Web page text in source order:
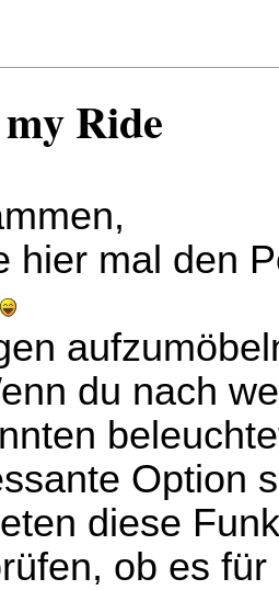
Ride
hier mal den
du nach
Option
diese
ob es